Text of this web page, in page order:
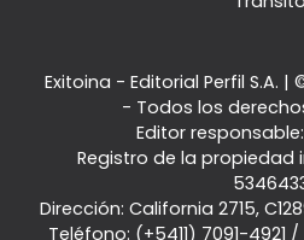
Exitoina - Editorial Perfil S.A. |
- Todos los
Editor
Registro de la propiedad
Dirección: California 2715,
Teléfono: (+5411) 7091-4921 /